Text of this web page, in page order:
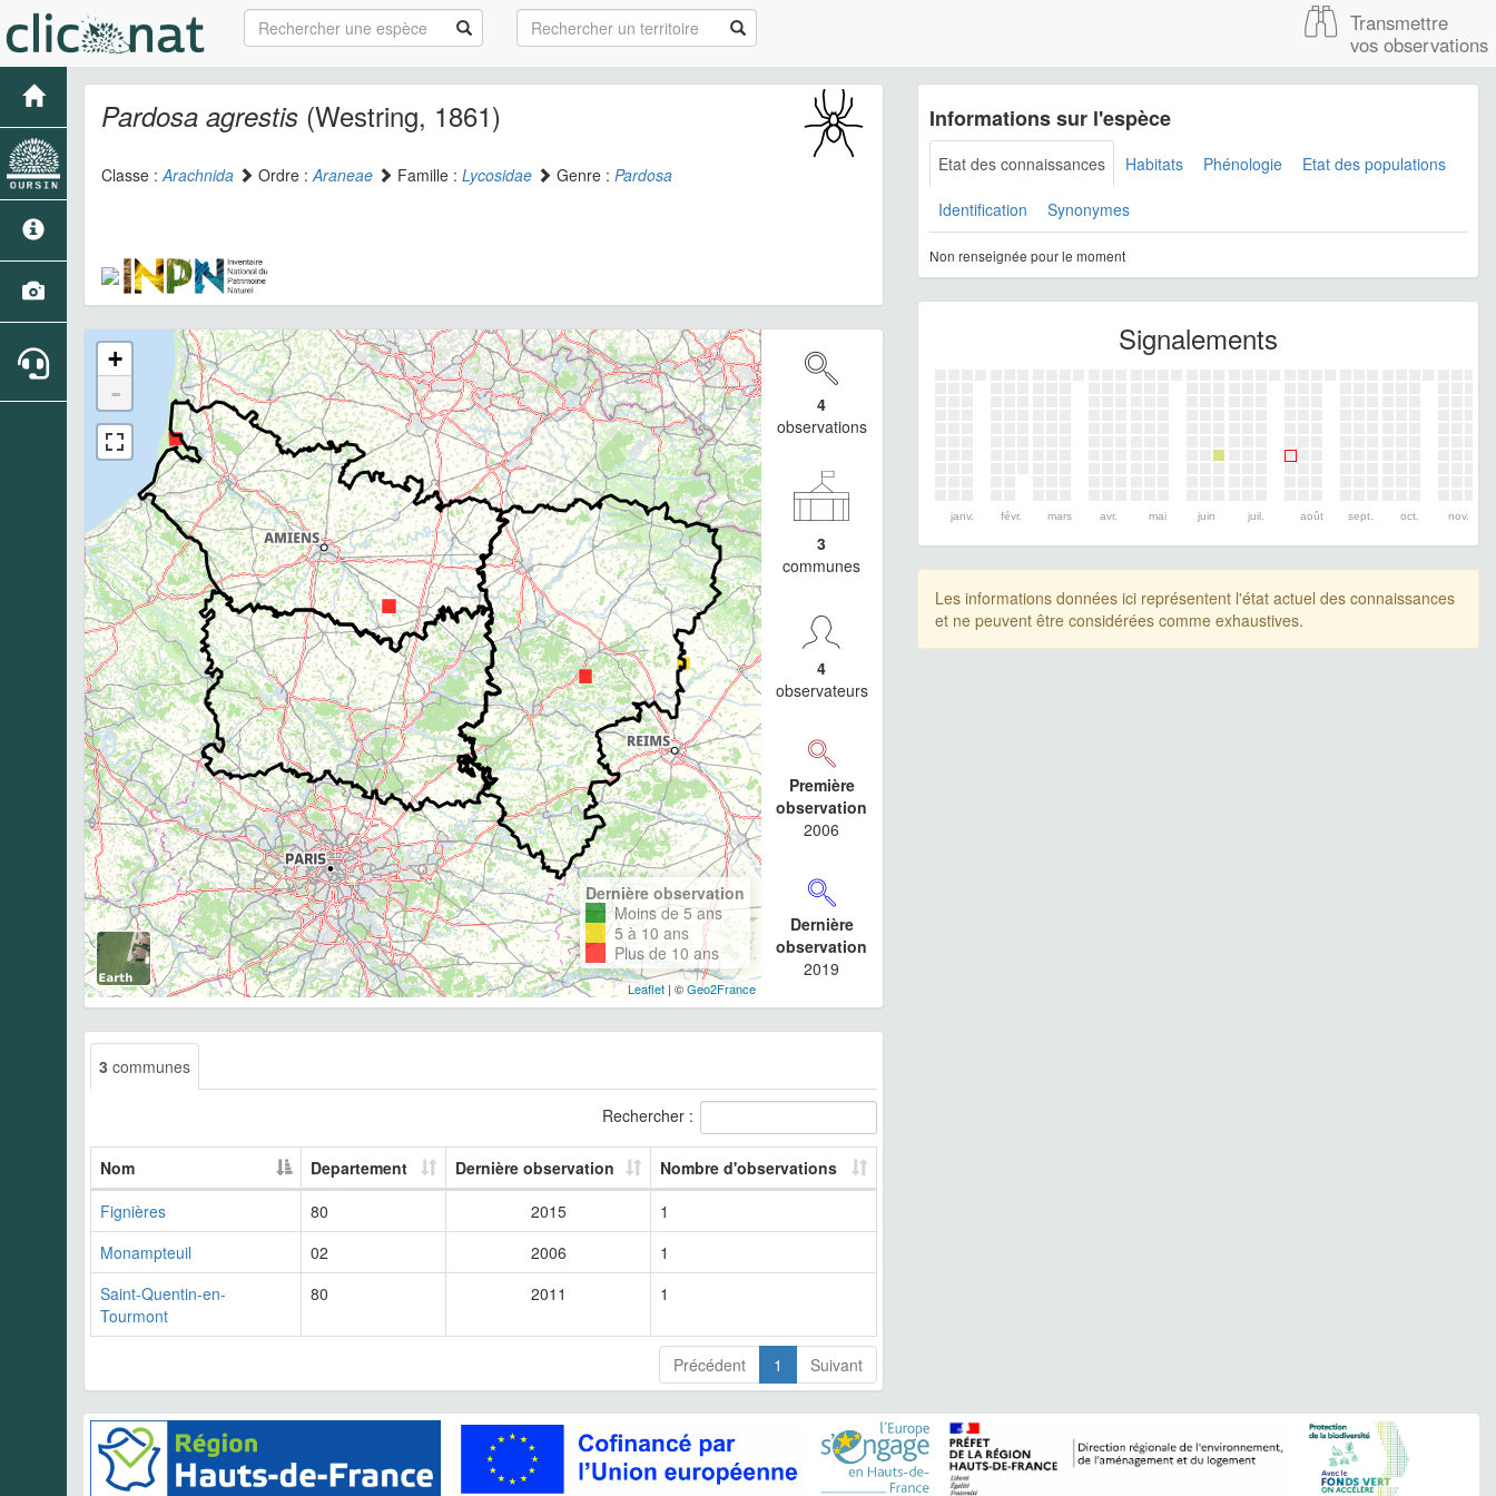
Transmettre
vos observations
Pardosa agrestis (Westring, 1861)
Classe :Arachnida Ordre :Araneae Famille : Lycosidae Genre : Pardosa
+
-
Dernière observation
Moins de 5 ans
5 à 10 ans
Plus de 10 ans
Leaflet| ©Geo2France
4
observations
3
communes
4
observateurs
Première
observation
2006
Dernière
observation
2019
3 communes
Rechercher :
Nom Departement Dernière observation
Nombre d'observations
Fignières
80 2015
1
Monampteuil
02 2006
1
Saint-Quentin-en-
Tourmont
80 2011 1
Précédent 1 Suivant
Informations sur l'espèce
Etat des connaissances Habitats Phénologie Etat des populations
Identification Synonymes
Non renseignée pour le moment
Signalements
janv. févr. mars avr. mai juin juil. août sept. oct. nov.
Les informations données ici représentent l'état actuel des connaissances
et ne peuvent être considérées comme exhaustives.